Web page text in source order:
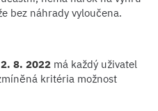
bez náhrady vyloučena.
8. 2022 má každý uživatel
kritéria možnost